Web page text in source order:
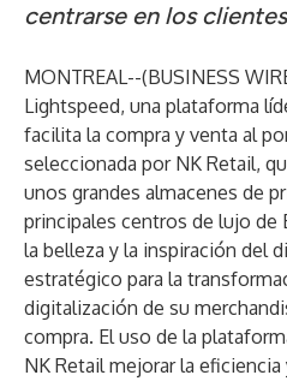
centrarse en los
MONTREAL--(BUSINESS
Lightspeed, una plataforma
facilita la compra y venta al
seleccionada por NK Retail,
unos grandes almacenes de
principales centros de lujo de
la belleza y la inspiración del
estratégico para la
digitalización de su
compra. El uso de la
NK Retail mejorar la eficiencia